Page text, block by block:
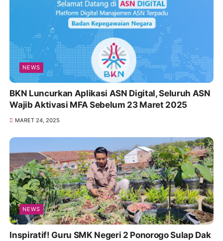
NEWS
BKN Luncurkan Aplikasi ASN Digital, Seluruh ASN
Wajib Aktivasi MFA Sebelum 23 Maret 2025
MARET 24, 2025
NEWS
Inspiratif! Guru SMK Negeri 2 Ponorogo Sulap Dak